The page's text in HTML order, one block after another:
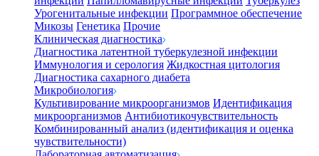
Урогенитальные инфекции Программное обеспечение
Микозы Генетика Прочие
Клиническая диагностика
Диагностика латентной туберкулезной инфекции
Иммунология и серология Жидкостная цитология
Диагностика сахарного диабета
Микробиология
Культивирование микроорганизмов Идентификация
микроорганизмов Антибиотикочувствительность
Комбинированный анализ (идентификация и оценка
чувствительности)